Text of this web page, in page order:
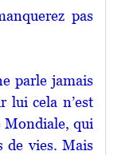
pas
parle jamais
lui cela n’est
Mondiale, qui
de vies. Mais